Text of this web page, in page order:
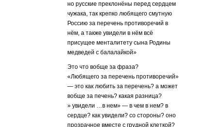
но русские преклонёны перед сердцем
чужака, так крепко любящего смутную
Россию за перечень противоречий в
нём, а также увидели в нём всё
присущее менталитету сына Родины
медведей с балалайкой»
Это что вобще за фраза?
«Любящего за перечень противоречий»
— это как любить за перечень? а может
вобще за печень? какая разница?
» увидели …в нем» — в чем в нем? в
сердце? как увидели? со стороны? оно
прозрачное вместе с грудной клеткой?